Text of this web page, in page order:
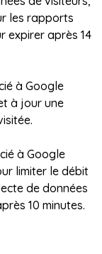
les rapports
expirer après 14
à Google
à jour une
à Google
limiter le débit
de données
10 minutes.